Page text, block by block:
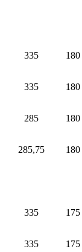
335 180
335 180
285 180
285,75 180
335 175
335 175